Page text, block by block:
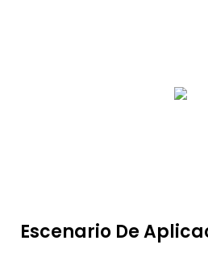
Escenario De